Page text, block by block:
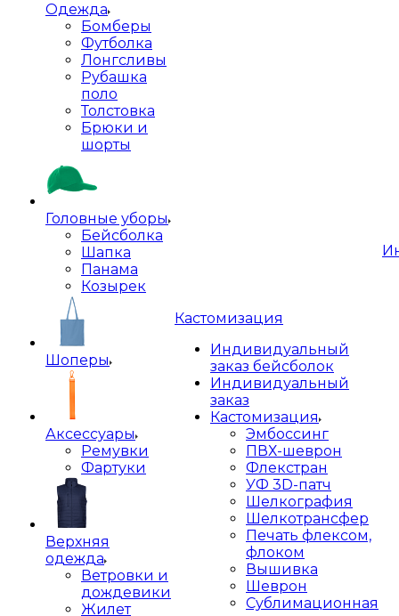
Одежда
Бомберы
Футболка
Лонгсливы
Рубашка
поло
Толстовка
Брюки и
шорты
Головные уборы
Бейсболка
Шапка
Панама
Козырек
Шоперы
Аксессуары
Ремувки
Фартуки
Верхняя
одежда
Ветровки и
дождевики
Жилет
Кастомизация
Индивидуальный
заказ бейсболок
Индивидуальный
заказ
Кастомизация
Эмбоссинг
ПВХ-шеврон
Флекстран
УФ 3D-патч
Шелкография
Шелкотрансфер
Печать флексом,
флоком
Вышивка
Шеврон
Сублимационная